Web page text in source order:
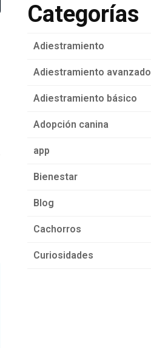
Categorías
Adiestramiento
Adiestramiento avanzado
Adiestramiento básico
Adopción canina
app
Bienestar
Blog
Cachorros
Curiosidades